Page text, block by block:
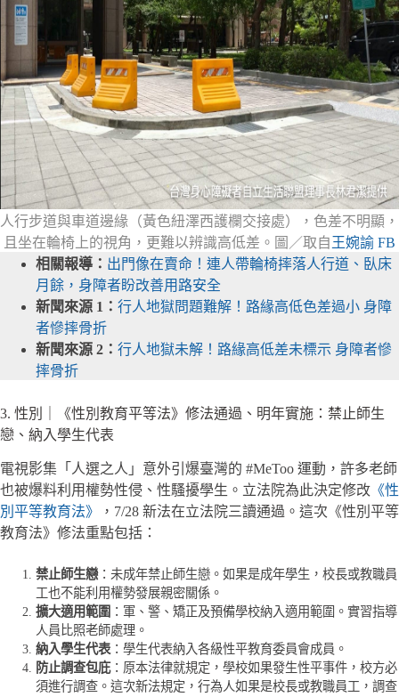
人行步道與車道邊緣（黃色紐澤西護欄交接處），色差不明顯，
且坐在輪椅上的視角，更難以辨識高低差。圖／取自 王婉諭 FB
相關報導： 出門像在賣命！連人帶輪椅摔落人行道、臥床
月餘，身障者盼改善用路安全
新聞來源 1： 行人地獄問題難解！路緣高低色差過小 身障
者慘摔骨折
新聞來源 2： 行人地獄未解！路緣高低差未標示 身障者慘
摔骨折
3. 性別｜《性別教育平等法》修法通過、明年實施：禁止師生
戀、納入學生代表
電視影集「人選之人」意外引爆臺灣的 #MeToo 運動，許多老師
也被爆料利用權勢性侵、性騷擾學生。立法院為此決定修改 《性
別平等教育法》
，7/28 新法在立法院三讀通過。這次《性別平等
教育法》修法重點包括：
禁止師生戀：未成年禁止師生戀。如果是成年學生，校長或教職員
工也不能利用權勢發展親密關係。
擴大適用範圍 ：軍、警、矯正及預備學校納入適用範圍。實習指導
人員比照老師處理。
納入學生代表：學生代表納入各級性平教育委員會成員。
防止調查包庇：原本法律就規定，學校如果發生性平事件，校方必
須進行調查。這次新法規定，行為人如果是校長或教職員工，調查